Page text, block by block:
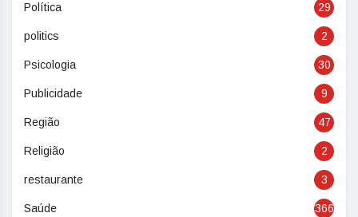
Política 29
politics 2
Psicologia 30
Publicidade 9
Região 47
Religião 2
restaurante 3
Saúde 366